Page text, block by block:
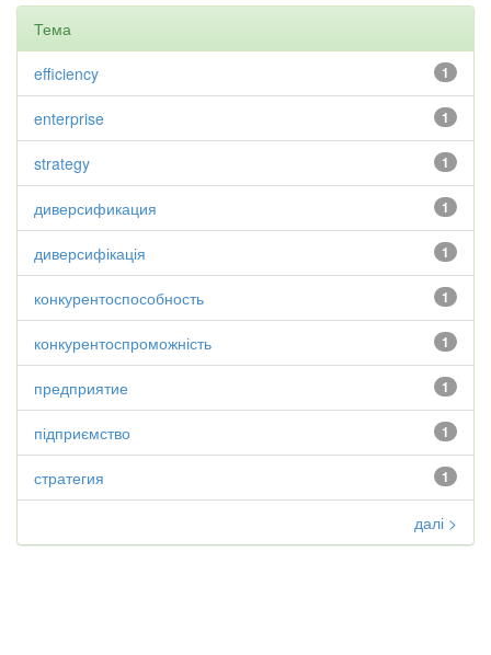
Тема
1
efficiency
1
enterprise
1
strategy
1
диверсификация
1
диверсифікація
1
конкурентоспособность
1
конкурентоспроможність
1
предприятие
1
підприємство
1
стратегия
далі >